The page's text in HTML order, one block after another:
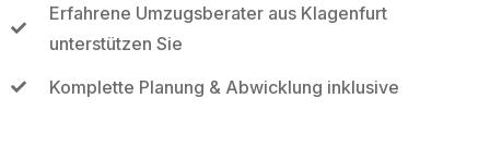
Erfahrene Umzugsberater aus Klagenfurt
unterstützen Sie
Komplette Planung & Abwicklung inklusive